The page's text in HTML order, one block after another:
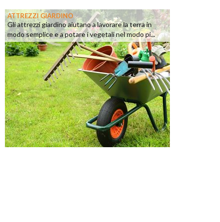
ATTREZZI GIARDINO
Gli attrezzi giardino aiutano a lavorare la terra in
modo semplice e a potare i vegetali nel modo pi...